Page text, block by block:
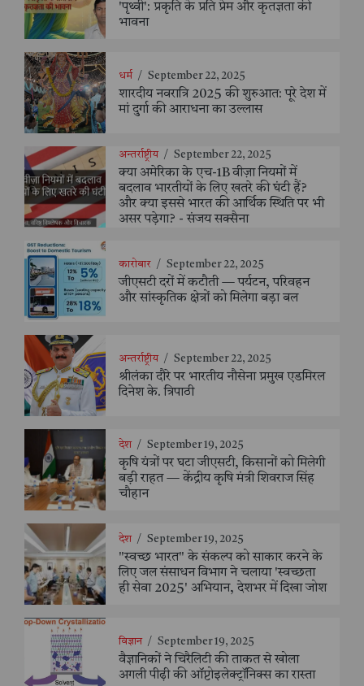
'पृथ्वी': प्रकृति के प्रति प्रेम और कृतज्ञता की
भावना
धर्म / September 22, 2025
शारदीय नवरात्रि 2025 की शुरुआत: पूरे देश में
मां दुर्गा की आराधना का उल्लास
अन्तर्राष्ट्रीय / September 22, 2025
क्या अमेरिका के एच-1B वीज़ा नियमों में
बदलाव भारतीयों के लिए खतरे की घंटी हैं?
और क्या इससे भारत की आर्थिक स्थिति पर भी
असर पड़ेगा? - संजय सक्सैना
कारोबार / September 22, 2025
जीएसटी दरों में कटौती — पर्यटन, परिवहन
और सांस्कृतिक क्षेत्रों को मिलेगा बड़ा बल
अन्तर्राष्ट्रीय / September 22, 2025
श्रीलंका दौरे पर भारतीय नौसेना प्रमुख एडमिरल
दिनेश के. त्रिपाठी
देश / September 19, 2025
कृषि यंत्रों पर घटा जीएसटी, किसानों को मिलेगी
बड़ी राहत — केंद्रीय कृषि मंत्री शिवराज सिंह
चौहान
देश / September 19, 2025
"स्वच्छ भारत" के संकल्प को साकार करने के
लिए जल संसाधन विभाग ने चलाया 'स्वच्छता
ही सेवा 2025' अभियान, देशभर में दिखा जोश
विज्ञान / September 19, 2025
वैज्ञानिकों ने चिरैलिटी की ताकत से खोला
अगली पीढ़ी की ऑप्टोइलेक्ट्रॉनिक्स का रास्ता